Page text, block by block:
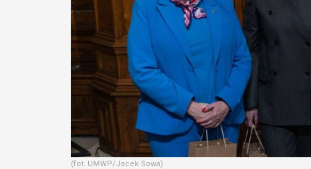
(fot. UMWP/Jacek Sowa)